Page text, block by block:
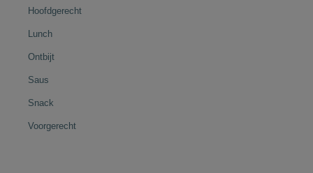
Hoofdgerecht
Lunch
Ontbijt
Saus
Snack
Voorgerecht